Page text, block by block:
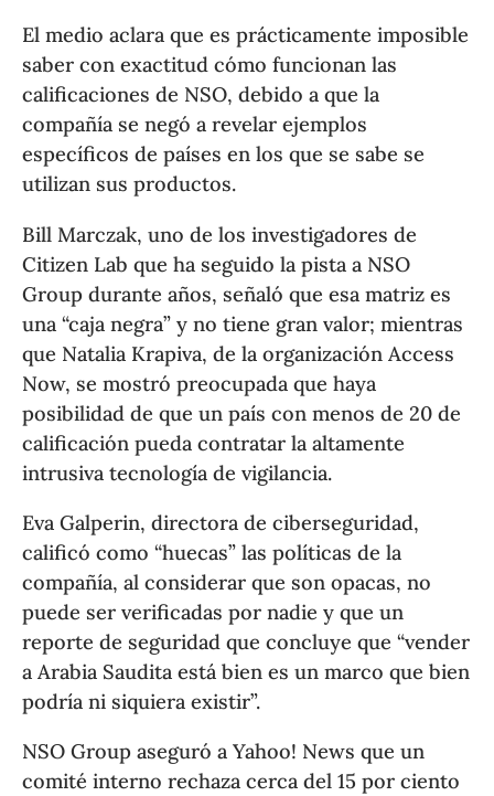
El medio aclara que es prácticamente imposible
saber con exactitud cómo funcionan las
calificaciones de NSO, debido a que la
compañía se negó a revelar ejemplos
específicos de países en los que se sabe se
utilizan sus productos.
Bill Marczak, uno de los investigadores de
Citizen Lab que ha seguido la pista a NSO
Group durante años, señaló que esa matriz es
una “caja negra” y no tiene gran valor; mientras
que Natalia Krapiva, de la organización Access
Now, se mostró preocupada que haya
posibilidad de que un país con menos de 20 de
calificación pueda contratar la altamente
intrusiva tecnología de vigilancia.
Eva Galperin, directora de ciberseguridad,
calificó como “huecas” las políticas de la
compañía, al considerar que son opacas, no
puede ser verificadas por nadie y que un
reporte de seguridad que concluye que “vender
a Arabia Saudita está bien es un marco que bien
podría ni siquiera existir”.
NSO Group aseguró a Yahoo! News que un
comité interno rechaza cerca del 15 por ciento